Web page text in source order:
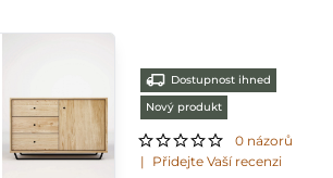
Dostupnost ihned
Nový produkt
0 názorů
| Přidejte Vaší recenzi